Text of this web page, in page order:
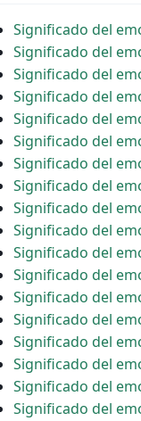
Significado del
Significado del
Significado del
Significado del
Significado del
Significado del
Significado del
Significado del
Significado del
Significado del
Significado del
Significado del
Significado del
Significado del
Significado del
Significado del
Significado del
Significado del